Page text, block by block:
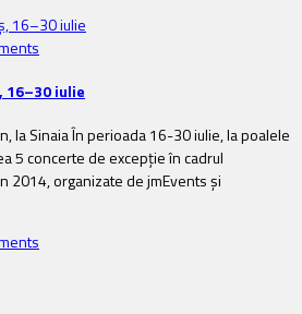
16–30 iulie
la Sinaia În perioada 16-30 iulie, la poalele
5 concerte de excepție în cadrul
2014, organizate de jmEvents și